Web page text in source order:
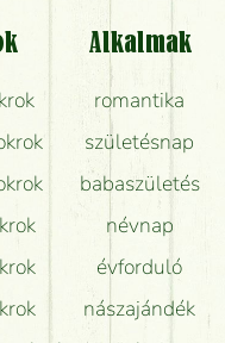
képen van?
szállításáról?
friss a csokor?
boltban?
Alkalmak
romantika
születésnap
babaszületés
névnap
évforduló
nászajándék